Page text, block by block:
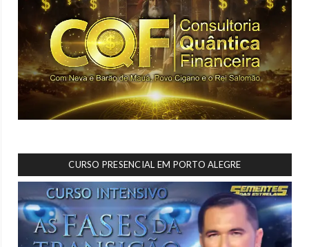
CURSO PRESENCIAL EM PORTO ALEGRE